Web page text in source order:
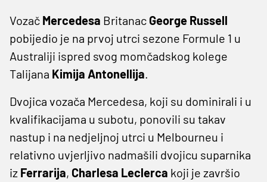
Vozač Mercedesa Britanac George Russell
pobijedio je na prvoj utrci sezone Formule 1 u
Australiji ispred svog momčadskog kolege
Talijana Kimija Antonellija.
Dvojica vozača Mercedesa, koji su dominirali i u
kvalifikacijama u subotu, ponovili su takav
nastup i na nedjeljnoj utrci u Melbourneu i
relativno uvjerljivo nadmašili dvojicu suparnika
iz Ferrarija, Charlesa Leclerca koji je završio